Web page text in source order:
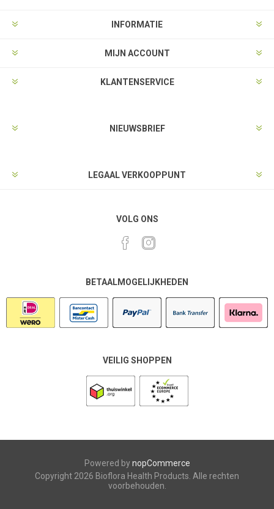
INFORMATIE
MIJN ACCOUNT
KLANTENSERVICE
NIEUWSBRIEF
LEGAAL VERKOOPPUNT
VOLG ONS
BETAALMOGELIJKHEDEN
VEILIG SHOPPEN
Powered bynopCommerce
Copyright 2026 Bioflora Health Products. Alle rechten
voorbehouden.